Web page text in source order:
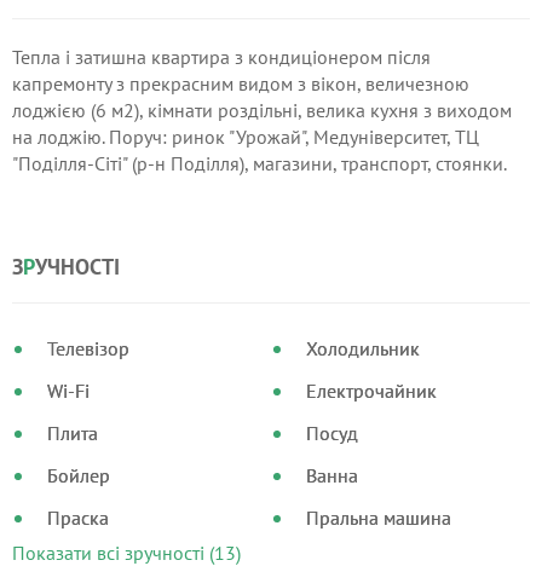
Тепла і затишна квартира з кондиціонером після
капремонту з прекрасним видом з вікон, величезною
лоджією (6 м2), кімнати роздільні, велика кухня з виходом
на лоджію. Поруч: ринок "Урожай", Медуніверситет, ТЦ
"Поділля-Сіті" (р-н Поділля), магазини, транспорт, стоянки.
ЗРУЧНОСТІ
Телевізор
Wi-Fi
Плита
Бойлер
Праска
Холодильник
Електрочайник
Посуд
Ванна
Пральна машина
Показати всі зручності (13)